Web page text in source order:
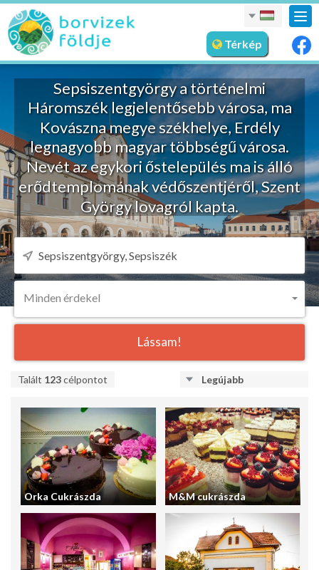
Térkép
Sepsiszentgyörgy a történelmi
Háromszék legjelentősebb városa, ma
Kovászna megye székhelye, Erdély
legnagyobb magyar többségű városa.
Nevét az egykori őstelepülés ma is álló
erődtemplomának védőszentjéről, Szent
György lovagról kapta.
Minden érdekel
Lássam!
Talált 123célpontot Legújabb
Orka Cukrászda M&M cukrászda